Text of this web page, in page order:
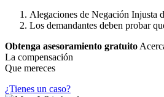
Alegaciones de Negación Injusta
Los demandantes deben probar
Obtenga asesoramiento gratuito
La compensación
Que mereces
¿Tienes un caso?